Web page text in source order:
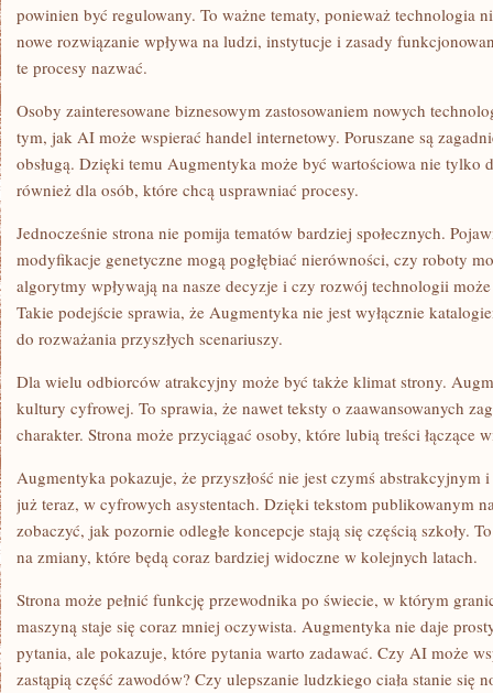
powinien być regulowany. To ważne tematy, ponieważ technologia
nowe rozwiązanie wpływa na ludzi, instytucje i zasady
te procesy nazwać.
Osoby zainteresowane biznesowym zastosowaniem nowych
tym, jak AI może wspierać handel internetowy. Poruszane są
obsługą. Dzięki temu Augmentyka może być wartościowa nie tylko
również dla osób, które chcą usprawniać procesy.
Jednocześnie strona nie pomija tematów bardziej społecznych.
modyfikacje genetyczne mogą pogłębiać nierówności, czy roboty
algorytmy wpływają na nasze decyzje i czy rozwój technologii
Takie podejście sprawia, że Augmentyka nie jest wyłącznie
do rozważania przyszłych scenariuszy.
Dla wielu odbiorców atrakcyjny może być także klimat strony.
kultury cyfrowej. To sprawia, że nawet teksty o zaawansowanych
charakter. Strona może przyciągać osoby, które lubią treści łączące
Augmentyka pokazuje, że przyszłość nie jest czymś abstrakcyjnym i
już teraz, w cyfrowych asystentach. Dzięki tekstom publikowanym
zobaczyć, jak pozornie odległe koncepcje stają się częścią szkoły.
na zmiany, które będą coraz bardziej widoczne w kolejnych latach.
Strona może pełnić funkcję przewodnika po świecie, w którym
maszyną staje się coraz mniej oczywista. Augmentyka nie daje
pytania, ale pokazuje, które pytania warto zadawać. Czy AI może
zastąpią część zawodów? Czy ulepszanie ludzkiego ciała stanie się